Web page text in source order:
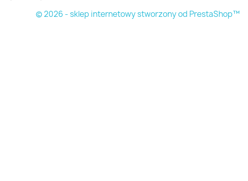
© 2026 - sklep internetowy stworzony od PrestaShop™